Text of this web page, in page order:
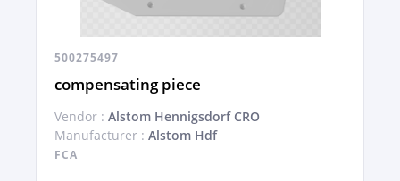
500275497
compensating piece
Vendor : Alstom Hennigsdorf CRO
Manufacturer : Alstom Hdf
FCA